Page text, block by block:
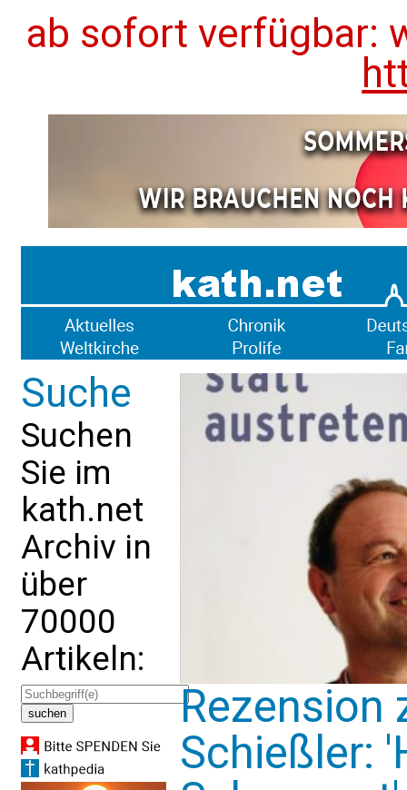
ab sofort verfügbar:
Suche
Suchen
Sie im
kath.net
Archiv in
über
70000
Artikeln:
Rezension
Schießler: